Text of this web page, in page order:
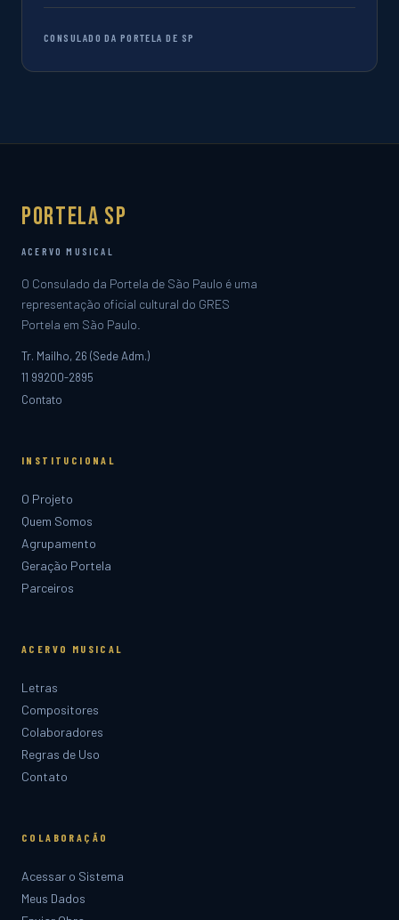
CONSULADO DA PORTELA DE SP
Portela SP
ACERVO MUSICAL
O Consulado da Portela de São Paulo é uma
representação oficial cultural do GRES
Portela em São Paulo.
Tr. Mailho, 26 (Sede Adm.)
11 99200-2895
Contato
INSTITUCIONAL
O Projeto
Quem Somos
Agrupamento
Geração Portela
Parceiros
ACERVO MUSICAL
Letras
Compositores
Colaboradores
Regras de Uso
Contato
COLABORAÇÃO
Acessar o Sistema
Meus Dados